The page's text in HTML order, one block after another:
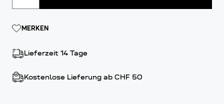
MERKEN
Lieferzeit 14 Tage
Kostenlose Lieferung ab CHF 50